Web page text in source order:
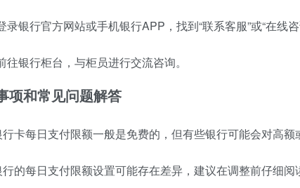
录银行官方网站或手机银行APP，找到“联系客服”或“在线
往银行柜台，与柜员进行交流咨询。
项和常见问题解答
卡每日支付限额一般是免费的，但有些银行可能会对高额
的每日支付限额设置可能存在差异，建议在调整前仔细阅